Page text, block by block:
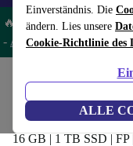
Einverständnis. Die
ändern. Lies unsere
Cookie-Richtlinie des
ALLE
🔥 Spare 5% EXTRA
- AGB
Laptops
Acer Swift 3
16 GB | 1 TB SSD |